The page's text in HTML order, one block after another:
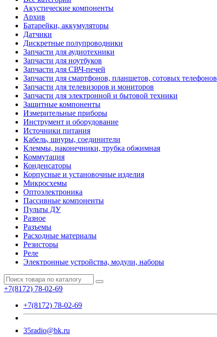
Акустические компоненты
Архив
Батарейки, аккумуляторы
Датчики
Дискретные полупроводники
Запчасти для аудиотехники
Запчасти для ноутбуков
Запчасти для СВЧ-печей
Запчасти для смартфонов, планшетов, сотовых телефонов
Запчасти для телевизоров и мониторов
Запчасти для электронной и бытовой техники
Защитные компоненты
Измерительные приборы
Инструмент и оборудование
Источники питания
Кабель, шнуры, соединители
Клеммы, наконечники, трубка обжимная
Коммутация
Конденсаторы
Корпусные и установочные изделия
Микросхемы
Оптоэлектроника
Пассивные компоненты
Пульты ДУ
Разное
Разъемы
Расходные материалы
Резисторы
Реле
Электронные устройства, модули, наборы
+7(8172) 78-02-69
+7(8172) 78-02-69
35radio@bk.ru